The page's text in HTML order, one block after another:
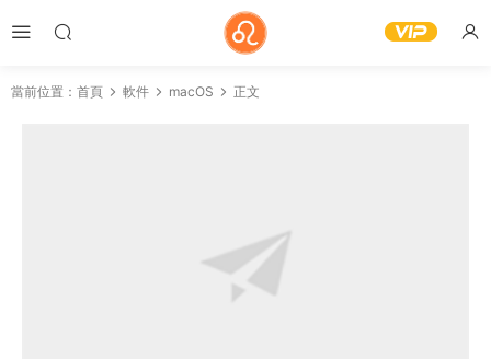
當前位置： 首頁 軟件 macOS 正文